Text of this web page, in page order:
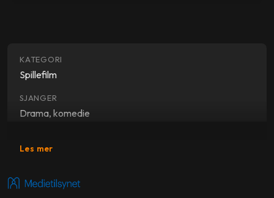
KATEGORI
Spillefilm
SJANGER
Drama, komedie
Timothy Spall
REGI
Les mer